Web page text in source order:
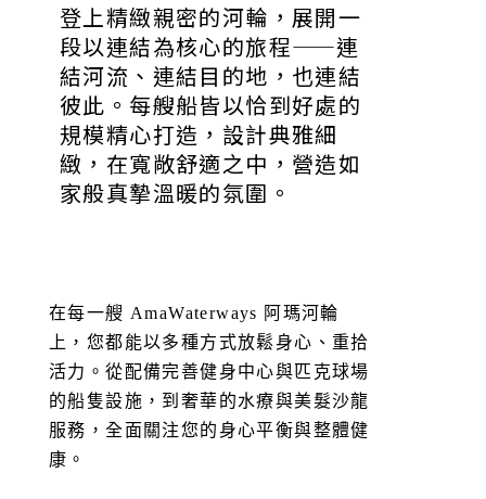
登上精緻親密的河輪，展開一
段以連結為核心的旅程——連
結河流、連結目的地，也連結
彼此。每艘船皆以恰到好處的
規模精心打造，設計典雅細
緻，在寬敞舒適之中，營造如
家般真摯溫暖的氛圍。
在每一艘 AmaWaterways 阿瑪河輪
上，您都能以多種方式放鬆身心、重拾
活力。從配備完善健身中心與匹克球場
的船隻設施，到奢華的水療與美髮沙龍
服務，全面關注您的身心平衡與整體健
康。